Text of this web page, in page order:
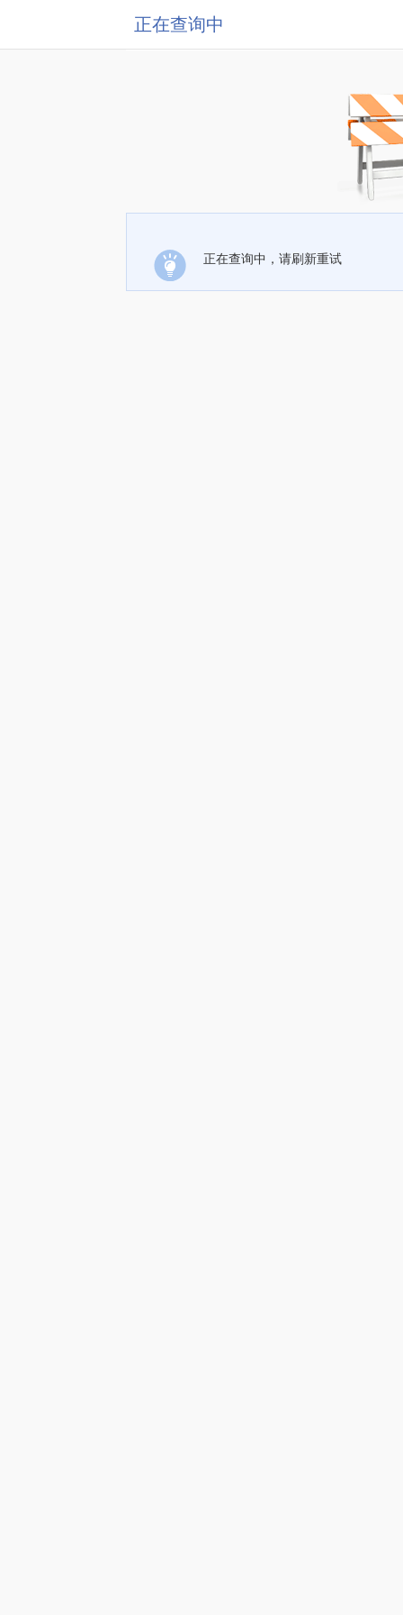
正在查询中
正在查询中，请刷新重试